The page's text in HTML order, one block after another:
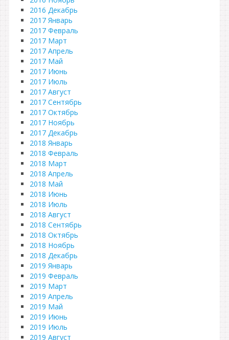
2016 Декабрь
2017 Январь
2017 Февраль
2017 Март
2017 Апрель
2017 Май
2017 Июнь
2017 Июль
2017 Август
2017 Сентябрь
2017 Октябрь
2017 Ноябрь
2017 Декабрь
2018 Январь
2018 Февраль
2018 Март
2018 Апрель
2018 Май
2018 Июнь
2018 Июль
2018 Август
2018 Сентябрь
2018 Октябрь
2018 Ноябрь
2018 Декабрь
2019 Январь
2019 Февраль
2019 Март
2019 Апрель
2019 Май
2019 Июнь
2019 Июль
2019 Август